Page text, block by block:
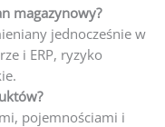
magazynowy?
jednocześnie w
i ERP, ryzyko
pojemnościami i